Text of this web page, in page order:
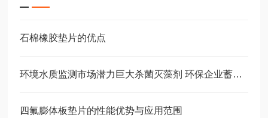
石棉橡胶垫片的优点
环境水质监测市场潜力巨大杀菌灭藻剂 环保企业蓄势扬帆
四氟膨体板垫片的性能优势与应用范围